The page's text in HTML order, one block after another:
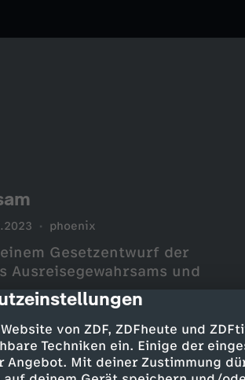
von ZDF, ZDFheute und
Techniken ein. Einige der
Mit deiner Zustimmung
phoenix
Gesetzentwurf der
Ausreisegewahrsams und